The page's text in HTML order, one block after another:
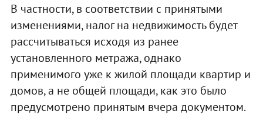
В частности, в соответствии с принятыми
изменениями, налог на недвижимость будет
рассчитываться исходя из ранее
установленного метража, однако
применимого уже к жилой площади квартир и
домов, а не общей площади, как это было
предусмотрено принятым вчера документом.